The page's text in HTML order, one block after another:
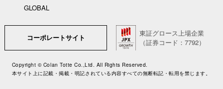
GLOBAL
コーポレートサイト
東証グロース上場企業
（証券コード：7792）
Copyright © Colan Totte Co.,Ltd. All Rights Reserved.
本サイト上に記載・掲載・明記されている内容すべての無断転記・転用を禁じます。